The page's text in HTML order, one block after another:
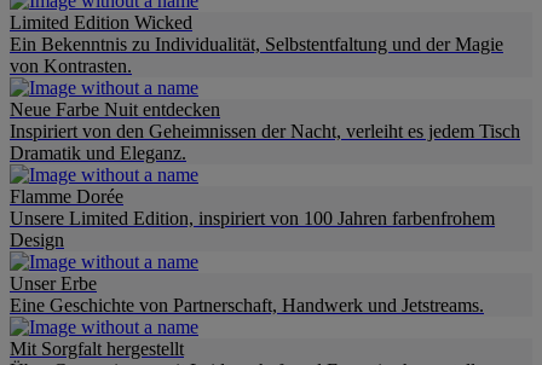
Limited Edition Wicked
Ein Bekenntnis zu Individualität, Selbstentfaltung und der Magie
von Kontrasten.
Neue Farbe Nuit entdecken
Inspiriert von den Geheimnissen der Nacht, verleiht es jedem Tisch
Dramatik und Eleganz.
Flamme Dorée
Unsere Limited Edition, inspiriert von 100 Jahren farbenfrohem
Design
Unser Erbe
Eine Geschichte von Partnerschaft, Handwerk und Jetstreams.
Mit Sorgfalt hergestellt